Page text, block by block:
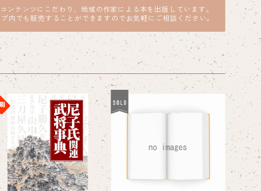
テンツにこだわり、地域の作家による本を出版しています。
でも販売することができますのでお気軽にご相談ください。
尼子氏関連武将事典
¥1,650
月山富田城尼子物語 尼子ハ
ンドブック